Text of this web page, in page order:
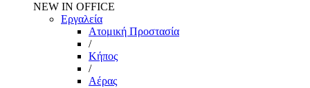
NEW IN OFFICE
Εργαλεία
Aτομική Προστασία
/
Kήπος
/
Αέρας